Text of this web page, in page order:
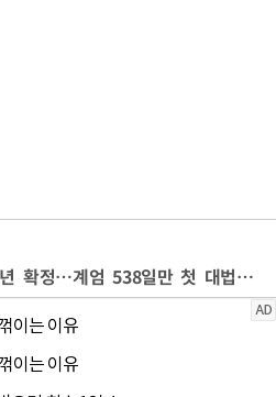
윤석열 '체포방해' 징역 7년 확정…계엄 538일만 첫 대법 결론